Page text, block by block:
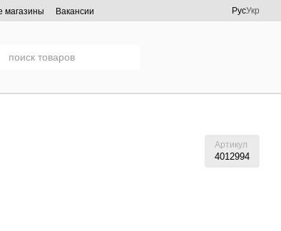
магазины
Вакансии
РусУкр
Артикул
4012994